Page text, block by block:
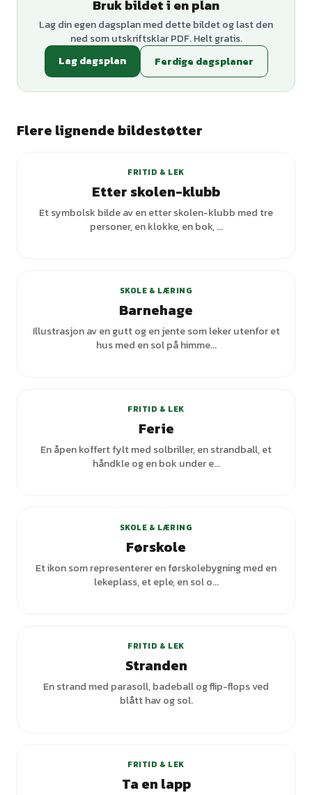
Bruk bildet i en plan
Lag din egen dagsplan med dette bildet og last den
ned som utskriftsklar PDF. Helt gratis.
Lag dagsplan
Ferdige dagsplaner
Flere lignende bildestøtter
FRITID & LEK
Etter skolen-klubb
Et symbolsk bilde av en etter skolen-klubb med tre
personer, en klokke, en bok, ...
SKOLE & LÆRING
Barnehage
Illustrasjon av en gutt og en jente som leker utenfor et
hus med en sol på himme...
FRITID & LEK
Ferie
En åpen koffert fylt med solbriller, en strandball, et
håndkle og en bok under e...
SKOLE & LÆRING
Førskole
Et ikon som representerer en førskolebygning med en
lekeplass, et eple, en sol o...
FRITID & LEK
Stranden
En strand med parasoll, badeball og flip-flops ved
blått hav og sol.
FRITID & LEK
Ta en lapp